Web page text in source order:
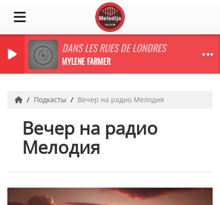
DANS LES RUES DE LONDRES
MYLENE FARMER
Подкасты Вечер на радио Мелодия
Вечер на радио
Мелодия